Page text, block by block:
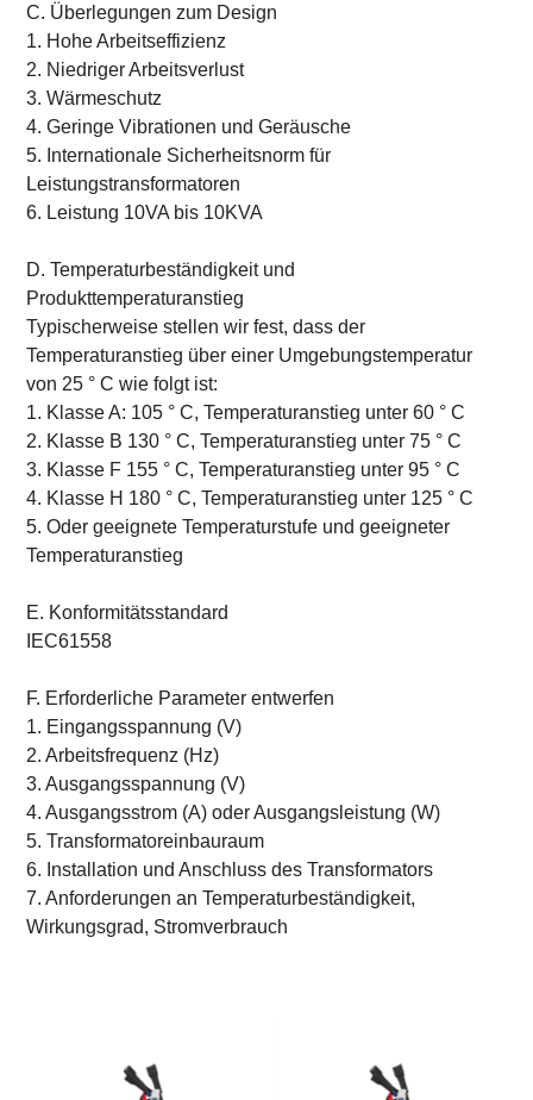
C. Überlegungen zum Design
1. Hohe Arbeitseffizienz
2. Niedriger Arbeitsverlust
3. Wärmeschutz
4. Geringe Vibrationen und Geräusche
5. Internationale Sicherheitsnorm für
Leistungstransformatoren
6. Leistung 10VA bis 10KVA
D. Temperaturbeständigkeit und
Produkttemperaturanstieg
Typischerweise stellen wir fest, dass der
Temperaturanstieg über einer Umgebungstemperatur
von 25 ° C wie folgt ist:
1. Klasse A: 105 ° C, Temperaturanstieg unter 60 ° C
2. Klasse B 130 ° C, Temperaturanstieg unter 75 ° C
3. Klasse F 155 ° C, Temperaturanstieg unter 95 ° C
4. Klasse H 180 ° C, Temperaturanstieg unter 125 ° C
5. Oder geeignete Temperaturstufe und geeigneter
Temperaturanstieg
E. Konformitätsstandard
IEC61558
F. Erforderliche Parameter entwerfen
1. Eingangsspannung (V)
2. Arbeitsfrequenz (Hz)
3. Ausgangsspannung (V)
4. Ausgangsstrom (A) oder Ausgangsleistung (W)
5. Transformatoreinbauraum
6. Installation und Anschluss des Transformators
7. Anforderungen an Temperaturbeständigkeit,
Wirkungsgrad, Stromverbrauch